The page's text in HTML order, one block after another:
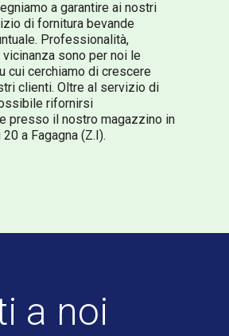
a garantire ai nostri
di fornitura bevande
Professionalità,
sono per noi le
cui cerchiamo di crescere
clienti. Oltre al servizio di
rifornirsi
presso il nostro magazzino in
a Fagagna (Z.I).
a noi